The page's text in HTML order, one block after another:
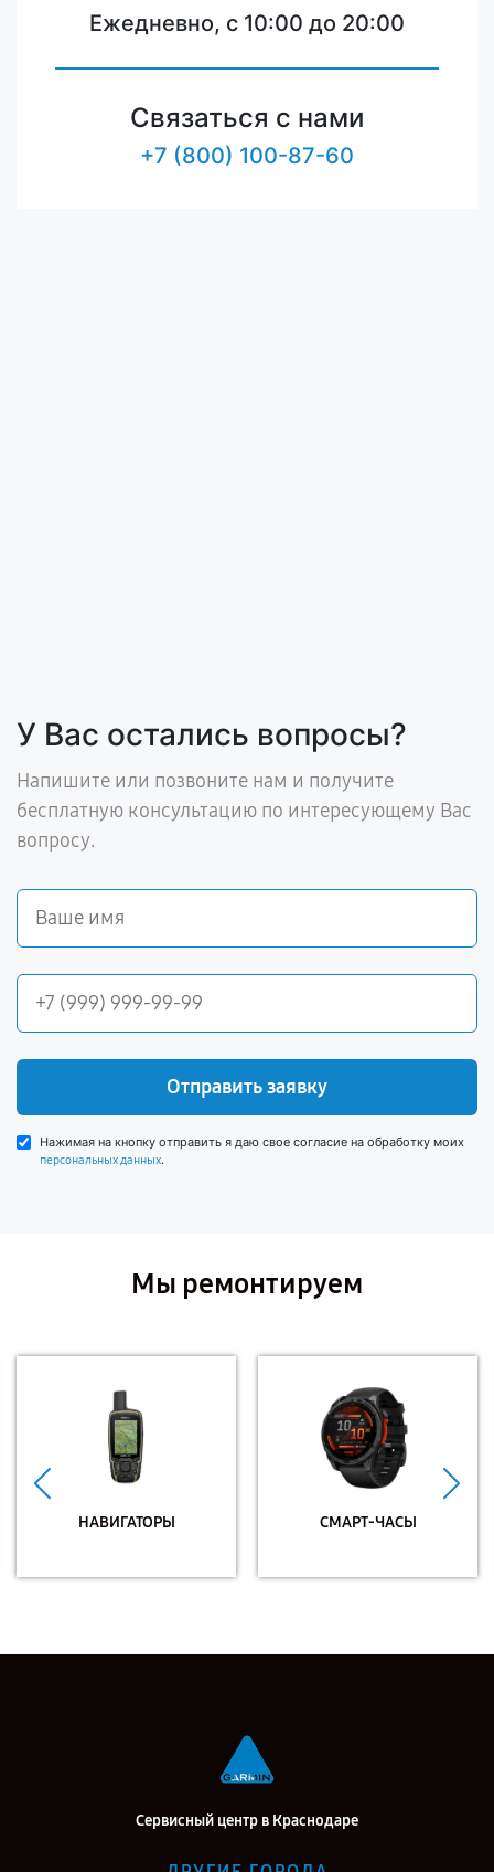
Ежедневно, с 10:00 до 20:00
Связаться с нами
+7 (800) 100-87-60
У Вас остались вопросы?
Напишите или позвоните нам и получите
бесплатную консультацию по интересующему Вас
вопросу.
Отправить заявку
Нажимая на кнопку отправить я даю свое согласие на обработку моих
персональных данных.
Мы ремонтируем
НАВИГАТОРЫ СМАРТ-ЧАСЫ
Сервисный центр в Краснодаре